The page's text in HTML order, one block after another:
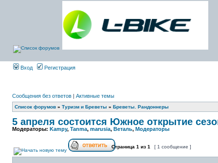
Вход Регистрация
Сообщения без ответов | Активные темы
Список форумов » Туризм и Бреветы » Бреветы. Рандоннеры
5 апреля состоится Южное открытие
Модераторы: Kampy, Tanma, marusia, Веталь, Модераторы
Страница 1 из 1 [ 1 сообщение ]